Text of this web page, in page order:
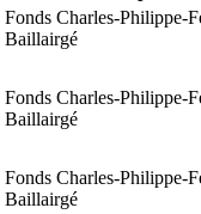
Fonds Charles-Philippe-
Baillairgé
Fonds Charles-Philippe-
Baillairgé
Fonds Charles-Philippe-
Baillairgé